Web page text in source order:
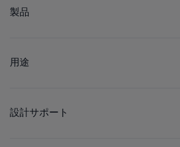
製品
レギュレート
用途
工業
設計サポート